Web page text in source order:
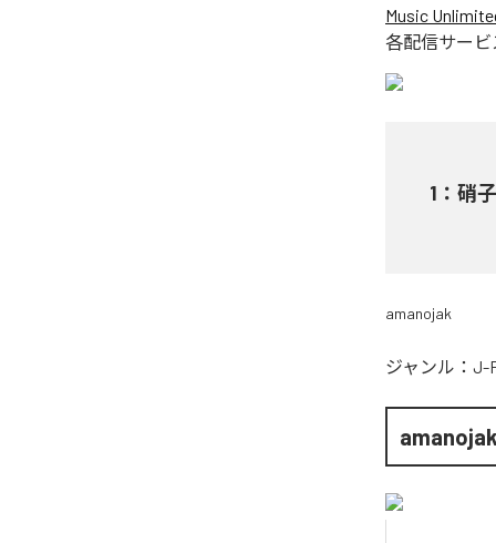
Music
各配信サービ
1 ： 硝
amanojak
ジャンル： J-